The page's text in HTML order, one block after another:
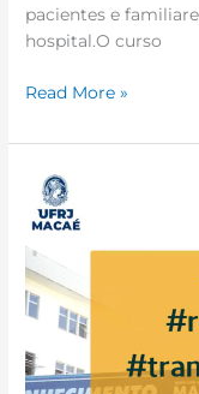
pacientes e
hospital.O curso
Read More »
#2022.1
#retornoseguro
#transporteestudantil